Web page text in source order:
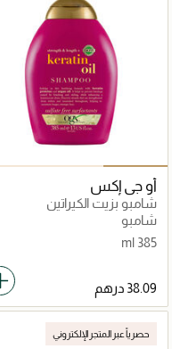
أو جي إكس
شامبو بزيت الكيراتين
شامبو
385 ml
حصرياً عبر المتجر الإلكتروني